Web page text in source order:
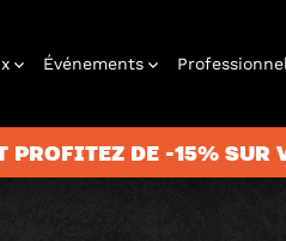
Événements
DE -15% SUR